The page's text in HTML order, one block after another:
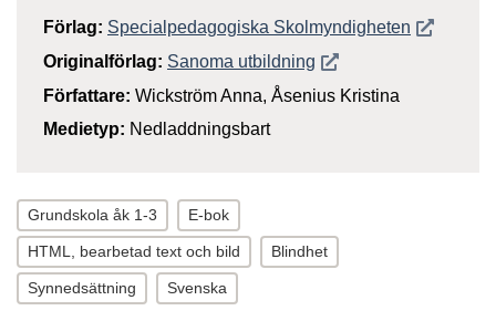
Förlag: Specialpedagogiska Skolmyndigheten Öppnas i
Originalförlag: Sanoma utbildning Öppnas i nytt fönster
Författare: Wickström Anna, Åsenius Kristina
Medietyp: Nedladdningsbart
Grundskola åk 1-3 E-bok
HTML, bearbetad text och bild Blindhet
Synnedsättning Svenska